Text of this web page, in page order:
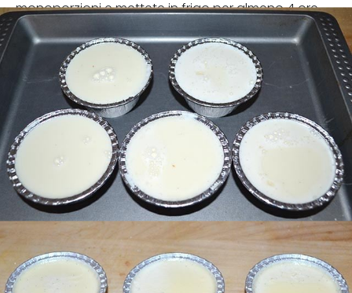
monoporzioni e mettete in frigo per almeno 4 ore.